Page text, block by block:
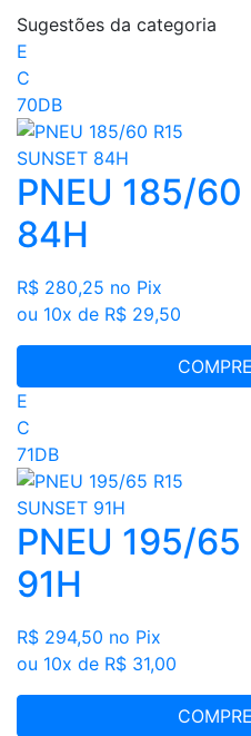
Sugestões da categoria
E
C
70DB
PNEU 185/60
84H
R$ 280,25 no Pix
ou 10x de R$ 29,50
E
C
71DB
PNEU 195/65
91H
R$ 294,50 no Pix
ou 10x de R$ 31,00